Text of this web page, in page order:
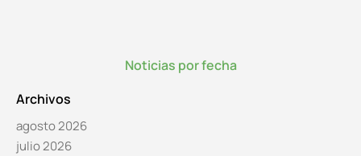
Noticias por fecha
Archivos
agosto 2026
julio 2026